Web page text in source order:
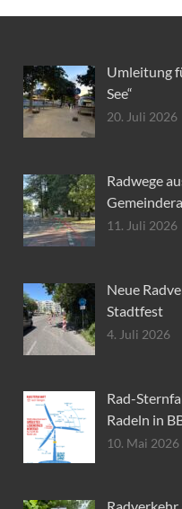
Umleitung
See“
20. Juli 2026
Radwege
11. Juli 2026
Neue
Stadtfest
4. Juli 2026
Rad-
Radeln in
10. Mai 2026